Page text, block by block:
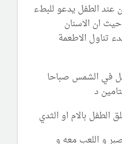
عند الطفل يدعو للبطء
ان الاسنان
تناول الاطعمة
في الشمس صباحا
د
الطفل بالام او الثدي
و اللعب معه و